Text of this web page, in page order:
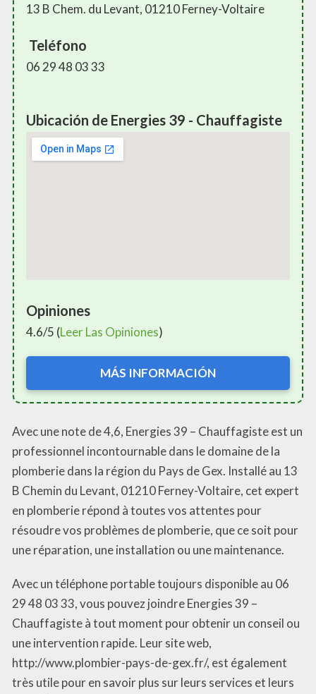
13 B Chem. du Levant, 01210 Ferney-Voltaire
Teléfono
06 29 48 03 33
Ubicación de Energies 39 - Chauffagiste
Opiniones
4.6/5 (Leer Las Opiniones)
MÁS INFORMACIÓN
Avec une note de 4,6, Energies 39 – Chauffagiste est un
professionnel incontournable dans le domaine de la
plomberie dans la région du Pays de Gex. Installé au 13
B Chemin du Levant, 01210 Ferney-Voltaire, cet expert
en plomberie répond à toutes vos attentes pour
résoudre vos problèmes de plomberie, que ce soit pour
une réparation, une installation ou une maintenance.
Avec un téléphone portable toujours disponible au 06
29 48 03 33, vous pouvez joindre Energies 39 –
Chauffagiste à tout moment pour obtenir un conseil ou
une intervention rapide. Leur site web,
http://www.plombier-pays-de-gex.fr/, est également
très utile pour en savoir plus sur leurs services et leurs